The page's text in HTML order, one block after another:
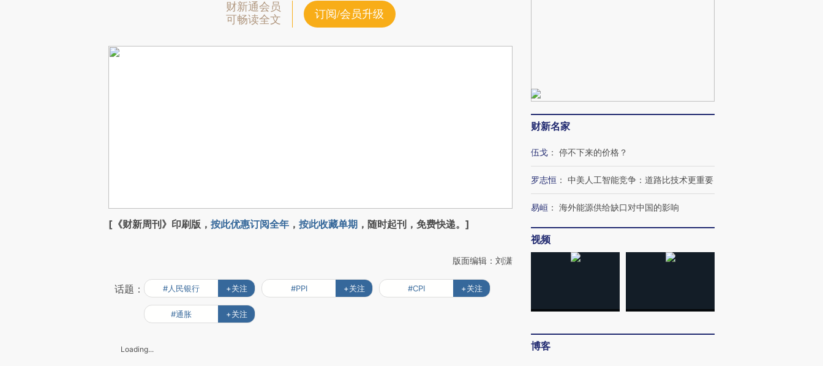
财新通会员
可畅读全文
订阅/会员升级
[《财新周刊》印刷版， 按此优惠订阅全年 ， 按此收藏单期 ，随时起刊，免费快递。]
版面编辑：刘潇
话题： #人民银行 +关注 #PPI +关注 #CPI +关注
#通胀 +关注
Loading...
财新名家
伍戈 ： 停不下来的价格？
罗志恒 ： 中美人工智能竞争：道路比技术更重要
易峘 ： 海外能源供给缺口对中国的影响
视频
博客